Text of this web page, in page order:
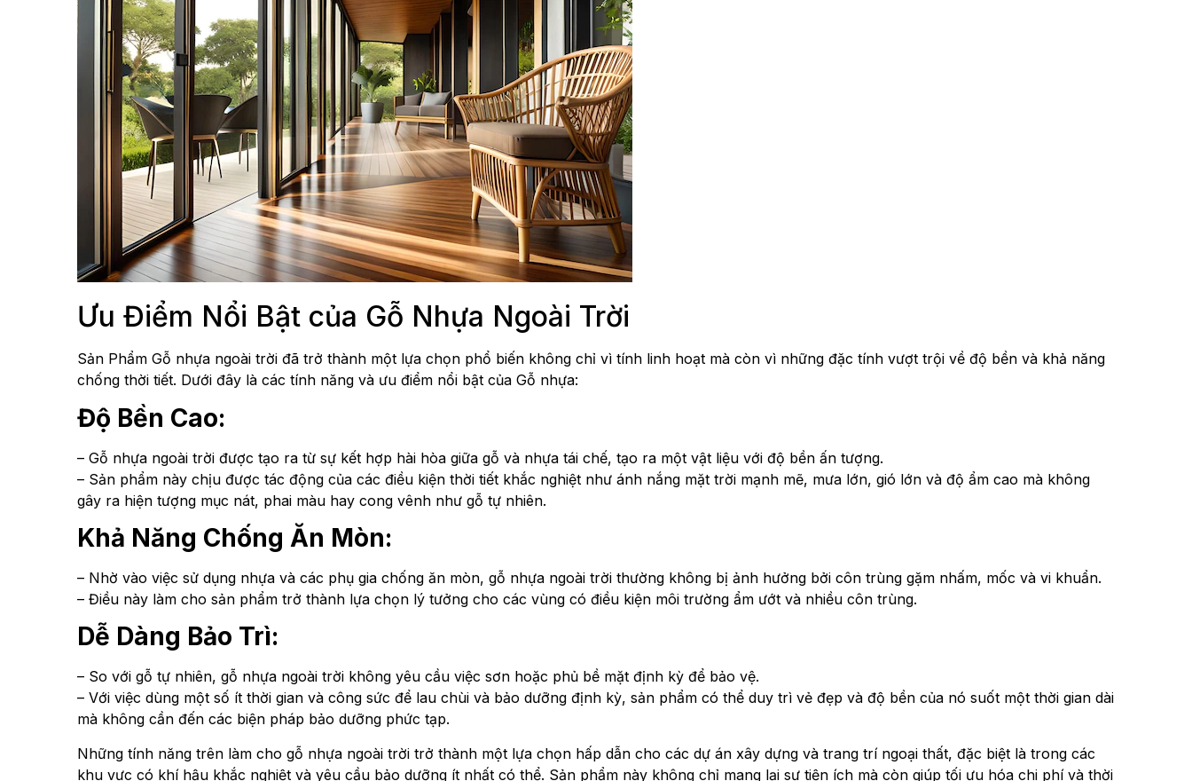
Ưu Điểm Nổi Bật của Gỗ Nhựa Ngoài Trời
Sản Phẩm Gỗ nhựa ngoài trời đã trở thành một lựa chọn phổ biến không chỉ vì tính linh hoạt mà còn vì những đặc tính vượt trội về độ bền và khả năng
chống thời tiết. Dưới đây là các tính năng và ưu điểm nổi bật của Gỗ nhựa:
Độ Bền Cao:
– Gỗ nhựa ngoài trời được tạo ra từ sự kết hợp hài hòa giữa gỗ và nhựa tái chế, tạo ra một vật liệu với độ bền ấn tượng.
– Sản phẩm này chịu được tác động của các điều kiện thời tiết khắc nghiệt như ánh nắng mặt trời mạnh mẽ, mưa lớn, gió lớn và độ ẩm cao mà không
gây ra hiện tượng mục nát, phai màu hay cong vênh như gỗ tự nhiên.
Khả Năng Chống Ăn Mòn:
– Nhờ vào việc sử dụng nhựa và các phụ gia chống ăn mòn, gỗ nhựa ngoài trời thường không bị ảnh hưởng bởi côn trùng gặm nhấm, mốc và vi khuẩn.
– Điều này làm cho sản phẩm trở thành lựa chọn lý tưởng cho các vùng có điều kiện môi trường ẩm ướt và nhiều côn trùng.
Dễ Dàng Bảo Trì:
– So với gỗ tự nhiên, gỗ nhựa ngoài trời không yêu cầu việc sơn hoặc phủ bề mặt định kỳ để bảo vệ.
– Với việc dùng một số ít thời gian và công sức để lau chùi và bảo dưỡng định kỳ, sản phẩm có thể duy trì vẻ đẹp và độ bền của nó suốt một thời gian dài
mà không cần đến các biện pháp bảo dưỡng phức tạp.
Những tính năng trên làm cho gỗ nhựa ngoài trời trở thành một lựa chọn hấp dẫn cho các dự án xây dựng và trang trí ngoại thất, đặc biệt là trong các
khu vực có khí hậu khắc nghiệt và yêu cầu bảo dưỡng ít nhất có thể. Sản phẩm này không chỉ mang lại sự tiện ích mà còn giúp tối ưu hóa chi phí và thời